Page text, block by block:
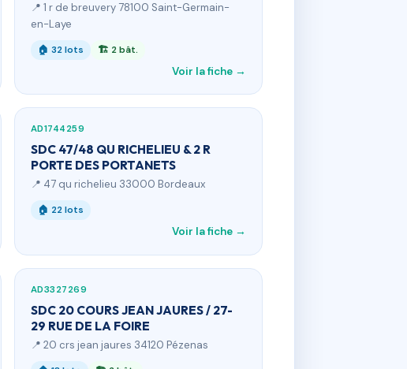
📍 1 r de breuvery 78100 Saint-Germain-
en-Laye
🏠 32 lots 🏗 2 bât.
Voir la fiche →
AD1744259
SDC 47/48 QU RICHELIEU & 2 R
PORTE DES PORTANETS
📍 47 qu richelieu 33000 Bordeaux
🏠 22 lots
Voir la fiche →
AD3327269
SDC 20 COURS JEAN JAURES / 27-
29 RUE DE LA FOIRE
📍 20 crs jean jaures 34120 Pézenas